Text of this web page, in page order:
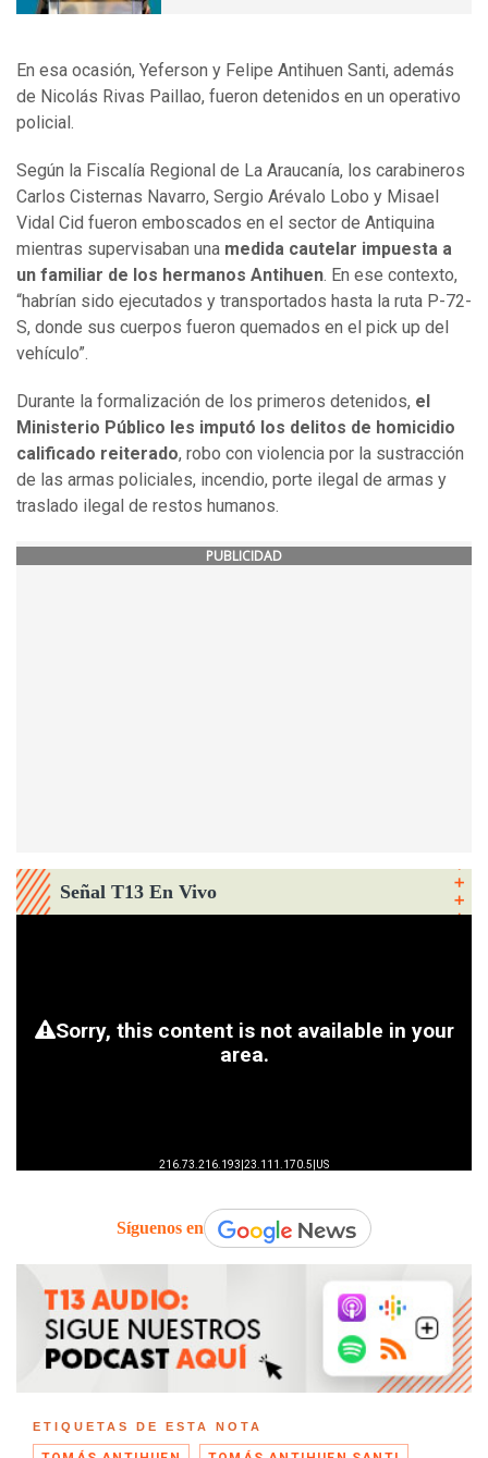
En esa ocasión, Yeferson y Felipe Antihuen Santi, además
de Nicolás Rivas Paillao, fueron detenidos en un operativo
policial.
Según la Fiscalía Regional de La Araucanía, los carabineros
Carlos Cisternas Navarro, Sergio Arévalo Lobo y Misael
Vidal Cid fueron emboscados en el sector de Antiquina
mientras supervisaban una medida cautelar impuesta a
un familiar de los hermanos Antihuen. En ese contexto,
“habrían sido ejecutados y transportados hasta la ruta P-72-
S, donde sus cuerpos fueron quemados en el pick up del
vehículo”.
Durante la formalización de los primeros detenidos, el
Ministerio Público les imputó los delitos de homicidio
calificado reiterado, robo con violencia por la sustracción
de las armas policiales, incendio, porte ilegal de armas y
traslado ilegal de restos humanos.
PUBLICIDAD
Señal T13 En Vivo
Síguenos en
ETIQUETAS DE ESTA NOTA